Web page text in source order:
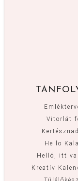
Vitorlát
Hello
Helló, itt
Kreatív